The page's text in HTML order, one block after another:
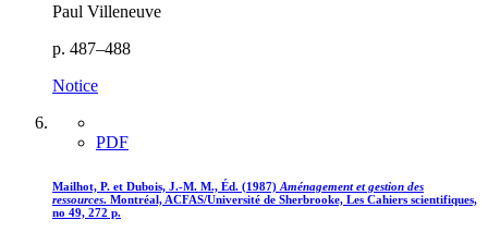
Paul Villeneuve
p. 487–488
Notice
PDF
Mailhot, P. et Dubois, J.-M. M., Éd. (1987) Aménagement et gestion des
ressources. Montréal, ACFAS/Université de Sherbrooke, Les Cahiers scientifiques,
no 49, 272 p.